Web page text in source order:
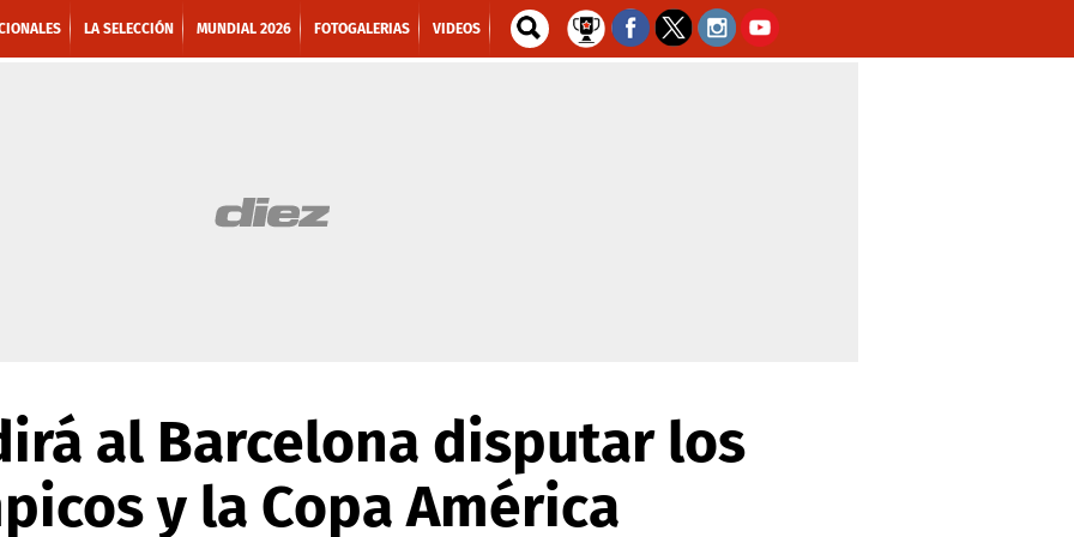
LA SELECCIÓN MUNDIAL 2026 FOTOGALERIAS VIDEOS
al Barcelona disputar los
y la Copa América